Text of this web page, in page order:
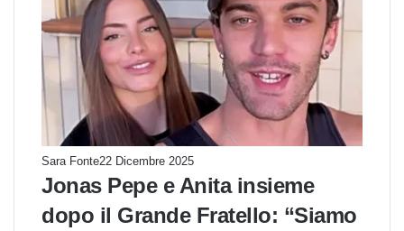
Sara Fonte22 Dicembre 2025
Jonas Pepe e Anita insieme
dopo il Grande Fratello: “Siamo